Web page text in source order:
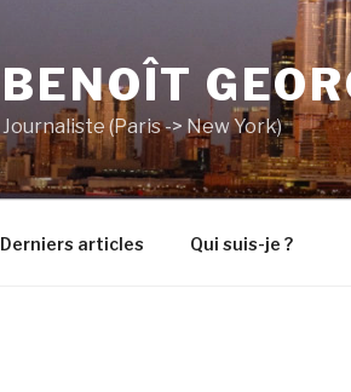
BENOÎT
Journaliste (Paris -> New York)
Derniers articles Qui suis-je ?